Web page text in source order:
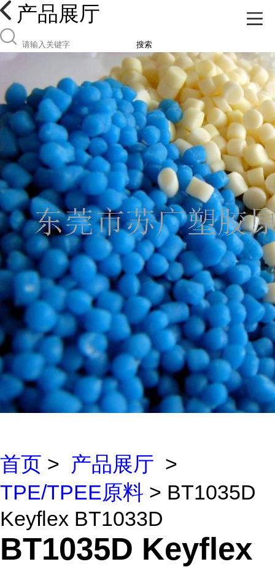
产品展厅
搜索
首页 > 产品展厅 >
TPE/TPEE原料 > BT1035D
Keyflex BT1033D
BT1035D Keyflex